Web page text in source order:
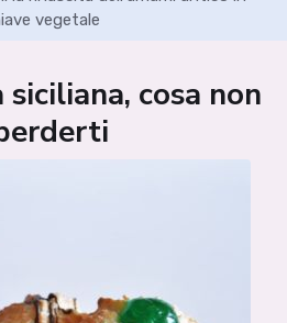
vegetale
cosa non